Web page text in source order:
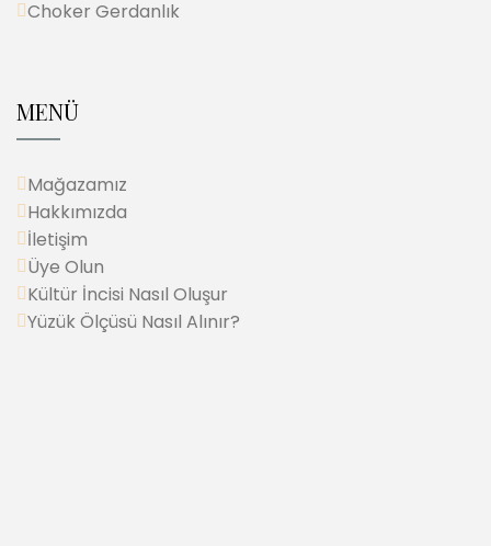
Choker Gerdanlık
MENÜ
Mağazamız
Hakkımızda
İletişim
Üye Olun
Kültür İncisi Nasıl Oluşur
Yüzük Ölçüsü Nasıl Alınır?